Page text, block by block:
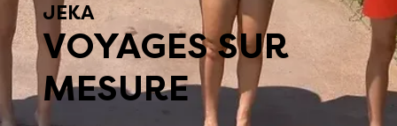
JEKA
VOYAGES SUR
MESURE